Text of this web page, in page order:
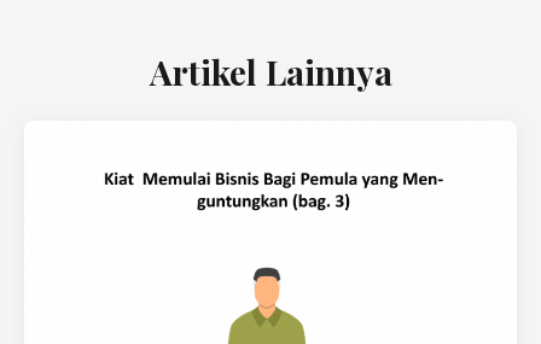
Artikel Lainnya